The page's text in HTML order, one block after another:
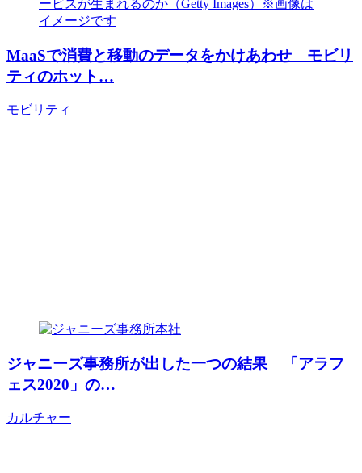
MaaSで消費と移動のデータをかけあわせ モビリ
ティのホット…
モビリティ
ジャニーズ事務所が出した一つの結果 「アラフ
ェス2020」の…
カルチャー